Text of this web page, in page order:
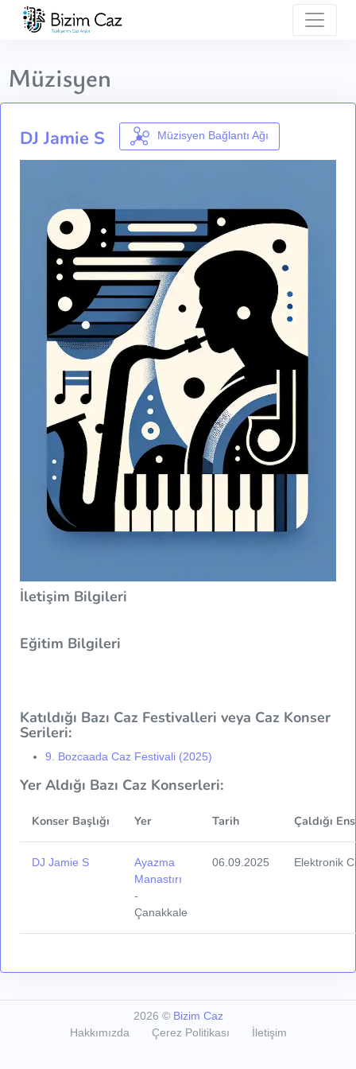
Müzisyen
DJ Jamie S Müzisyen Bağlantı Ağı
İletişim Bilgileri
Eğitim Bilgileri
Katıldığı Bazı Caz Festivalleri veya Caz Konser
Serileri:
9. Bozcaada Caz Festivali (2025)
Yer Aldığı Bazı Caz Konserleri:
Konser Başlığı Yer Tarih Çaldığı
DJ Jamie S
Ayazma
Manastırı
-
Çanakkale
06.09.2025 Elektronik
2026 © Bizim Caz
Hakkımızda
Çerez Politikası İletişim